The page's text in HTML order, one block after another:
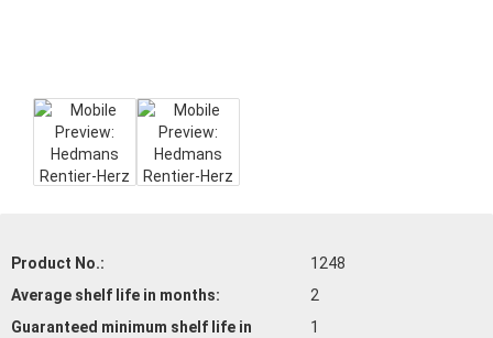
Product No.:
1248
Average shelf life in months:
2
Guaranteed minimum shelf life in
1